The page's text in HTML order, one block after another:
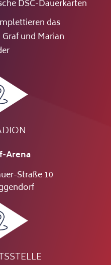
DSC-Dauerkarten
das
und Marian
Arena
Straße 10